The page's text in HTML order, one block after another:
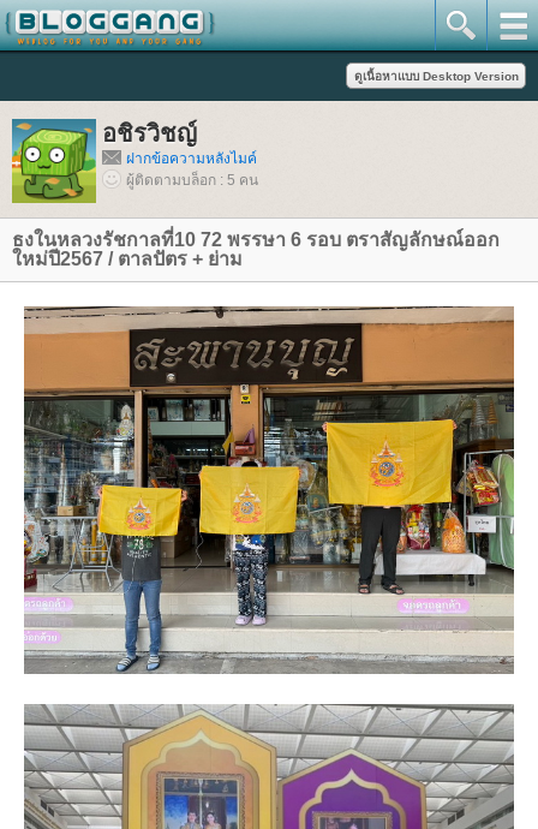
อชิรวิชญ์
ฝากข้อความหลังไมค์
ผู้ติดตามบล็อก : 5 คน
ธงในหลวงรัชกาลที่10 72 พรรษา 6 รอบ ตราสัญลักษณ์ออก
หม่ปี2567 / ตาลปัตร + ย่าม